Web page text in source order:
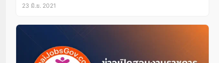
23 มิ.ย. 2021